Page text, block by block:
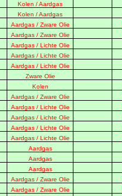
Kolen / Aardgas
Kolen / Aardgas
Aardgas / Zware Olie
Aardgas / Zware Olie
Aardgas / Lichte Olie
Aardgas / Lichte Olie
Aardgas / Lichte Olie
Zware Olie
Kolen
Aardgas / Zware Olie
Aardgas / Lichte Olie
Aardgas / Lichte Olie
Aardgas / Lichte Olie
Aardgas / Lichte Olie
Aardgas
Aardgas
Aardgas
Aardgas / Zware Olie
Aardgas / Zware Olie